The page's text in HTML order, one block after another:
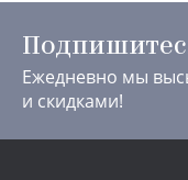
Ежедневно мы
и скидками!